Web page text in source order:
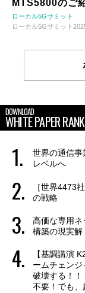
MTS5800のご
ローカル5Gサミット
ローカル5Gサミット
DOWNLOAD
WHITE PAPER
世界の通信
レベルへ
［世界4473
の戦略
高価な専用ネ
構築の現実解
【基調講演
ームチェン
破壊する！！
不要！でも